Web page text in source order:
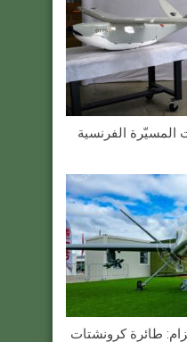
المسيّرة الفرنسية
2026” بإن قزام: طائرة كرونشتات